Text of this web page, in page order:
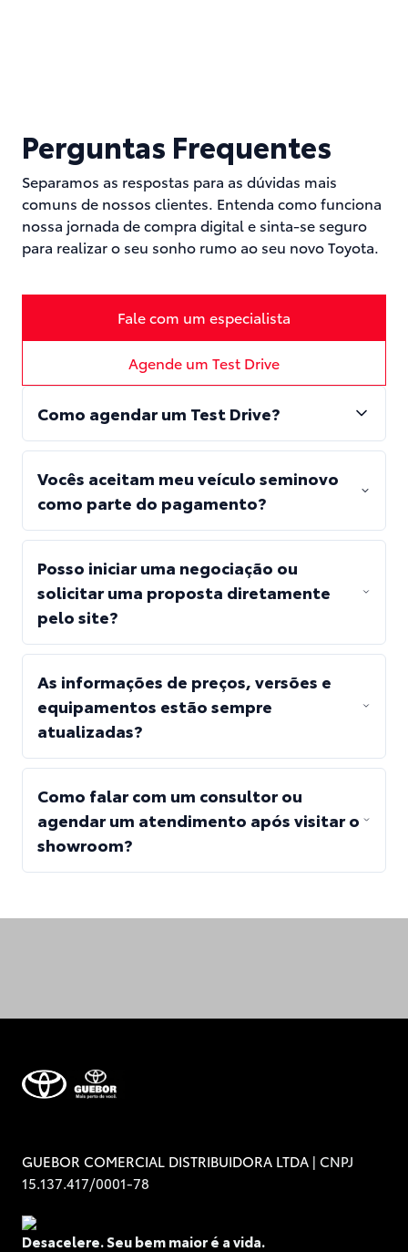
Perguntas Frequentes
Separamos as respostas para as dúvidas mais
comuns de nossos clientes. Entenda como funciona
nossa jornada de compra digital e sinta-se seguro
para realizar o seu sonho rumo ao seu novo Toyota.
Fale com um especialista
Agende um Test Drive
Como agendar um Test Drive?
Vocês aceitam meu veículo seminovo
como parte do pagamento?
Posso iniciar uma negociação ou
solicitar uma proposta diretamente
pelo site?
As informações de preços, versões e
equipamentos estão sempre
atualizadas?
Como falar com um consultor ou
agendar um atendimento após visitar o
showroom?
GUEBOR COMERCIAL DISTRIBUIDORA LTDA | CNPJ
15.137.417/0001-78
Desacelere. Seu bem maior é a vida.